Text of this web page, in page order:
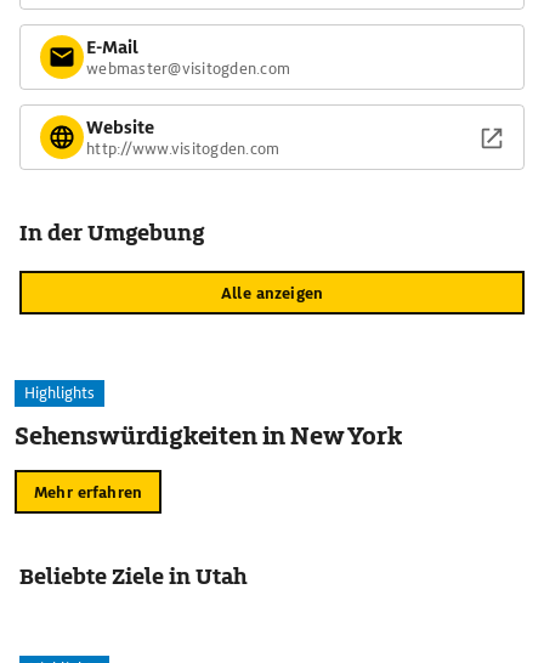
E-Mail
webmaster@visitogden.com
Website
http://www.visitogden.com
In der Umgebung
Alle anzeigen
Highlights
Sehenswürdigkeiten in New York
Mehr erfahren
Beliebte Ziele in Utah